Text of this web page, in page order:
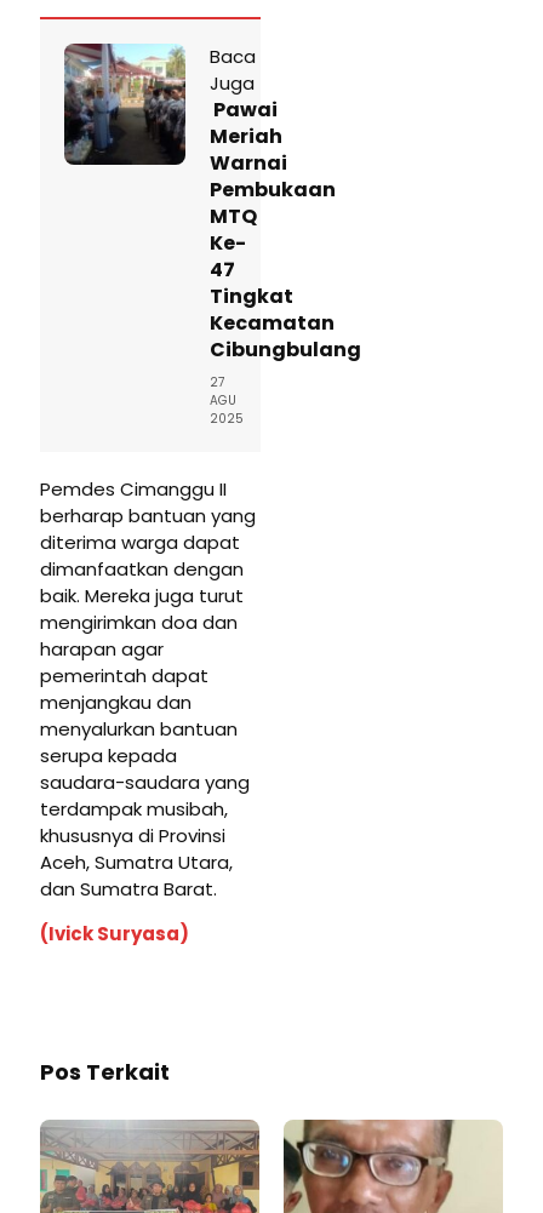
Baca
Juga
Pawai
Meriah
Warnai
Pembukaan
MTQ
Ke-
47
Tingkat
Kecamatan
Cibungbulang
27
AGU
2025
Pemdes Cimanggu II
berharap bantuan yang
diterima warga dapat
dimanfaatkan dengan
baik. Mereka juga turut
mengirimkan doa dan
harapan agar
pemerintah dapat
menjangkau dan
menyalurkan bantuan
serupa kepada
saudara-saudara yang
terdampak musibah,
khususnya di Provinsi
Aceh, Sumatra Utara,
dan Sumatra Barat.
(Ivick Suryasa)
Pos Terkait